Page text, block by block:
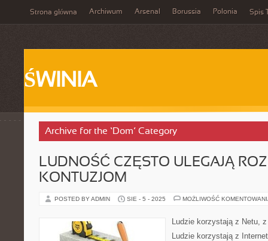
Strona główna Archiwum Arsenal Borussia Polonia Spis
ŚWINIA
Archive for the ‘Dom’ Category
LUDNOŚĆ CZĘSTO ULEGAJĄ
KONTUZJOM
POSTED BY ADMIN SIE - 5 - 2025 MOŻLIWOŚĆ
Ludzie korzystają z Netu,
Ludzie korzystają z